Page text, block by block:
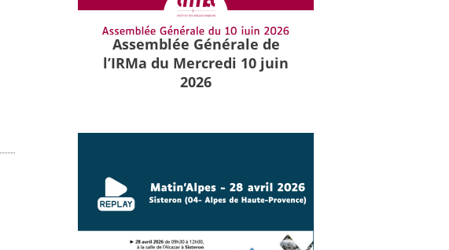
Assemblée Générale de
l’IRMa du Mercredi 10 juin
2026